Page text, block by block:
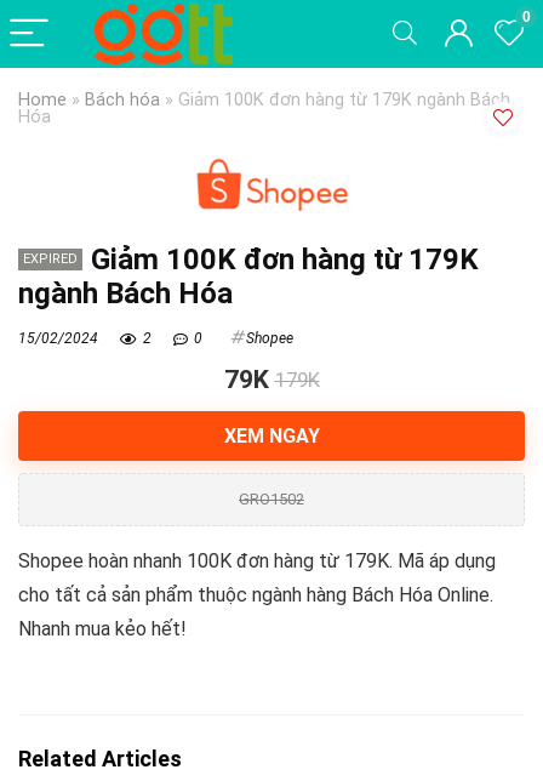
0
Home » Bách hóa » Giảm 100K đơn hàng từ 179K ngành Bách
Hóa
EXPIRED
Giảm 100K đơn hàng từ 179K
ngành Bách Hóa
15/02/2024 2 0 Shopee
79K 179K
XEM NGAY
GRO1502
Shopee hoàn nhanh 100K đơn hàng từ 179K. Mã áp dụng
cho tất cả sản phẩm thuộc ngành hàng Bách Hóa Online.
Nhanh mua kẻo hết!
Related Articles